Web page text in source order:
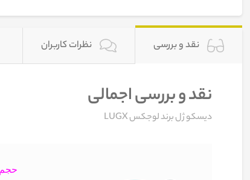
نقد و بررسی نظرات کاربران
نقد و بررسی اجمالی
دیسکو ژل برند لوجکس LUGX